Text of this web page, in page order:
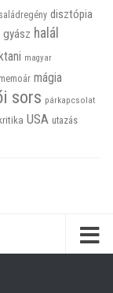
disztópia
gyász halál
magyar
memoár mágia
sors párkapcsolat
USA utazás